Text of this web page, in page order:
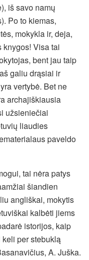
iš savo namų
Po to kiemas,
mokykla ir, deja,
knygos! Visa tai
bent jau taip
galiu drąsiai ir
vertybė. Bet ne
archajiškiausia
užsieniečiai
liaudies
paveldo
tai nėra patys
šiandien
angliškai, mokytis
kalbėti jiems
istorijos, kaip
per stebuklą
A. Juška.